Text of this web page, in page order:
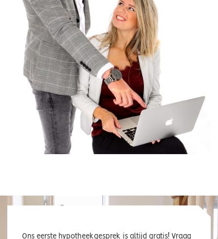
Ons eerste hypotheekgesprek is altijd gratis! Vraag